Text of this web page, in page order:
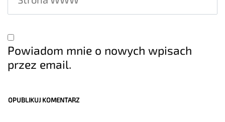
Powiadom mnie o nowych wpisach
przez email.